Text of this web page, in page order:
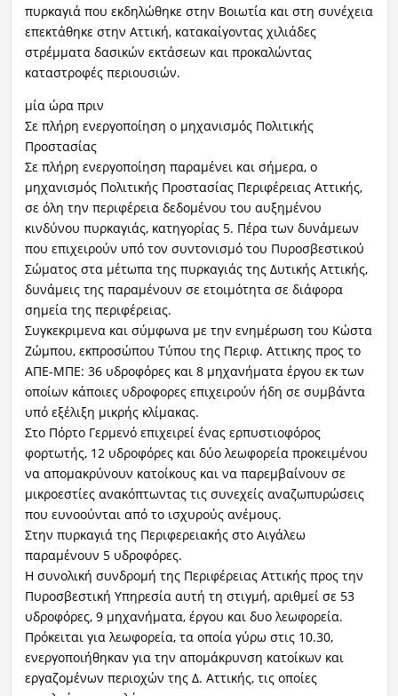
πυρκαγιά που εκδηλώθηκε στην Βοιωτία και στη συνέχεια
επεκτάθηκε στην Αττική, κατακαίγοντας χιλιάδες
στρέμματα δασικών εκτάσεων και προκαλώντας
καταστροφές περιουσιών.
μία ώρα πριν
Σε πλήρη ενεργοποίηση ο μηχανισμός Πολιτικής
Προστασίας
Σε πλήρη ενεργοποίηση παραμένει και σήμερα, ο
μηχανισμός Πολιτικής Προστασίας Περιφέρειας Αττικής,
σε όλη την περιφέρεια δεδομένου του αυξημένου
κινδύνου πυρκαγιάς, κατηγορίας 5. Πέρα των δυνάμεων
που επιχειρούν υπό τον συντονισμό του Πυροσβεστικού
Σώματος στα μέτωπα της πυρκαγιάς της Δυτικής Αττικής,
δυνάμεις της παραμένουν σε ετοιμότητα σε διάφορα
σημεία της περιφέρειας.
Συγκεκριμενα και σύμφωνα με την ενημέρωση του Κώστα
Ζώμπου, εκπροσώπου Τύπου της Περιφ. Αττικης προς το
ΑΠΕ-ΜΠΕ: 36 υδροφόρες και 8 μηχανήματα έργου εκ των
οποίων κάποιες υδροφορες επιχειρούν ήδη σε συμβάντα
υπό εξέλιξη μικρής κλίμακας.
Στο Πόρτο Γερμενό επιχειρεί ένας ερπυστιοφόρος
φορτωτής, 12 υδροφόρες και δύο λεωφορεία προκειμένου
να απομακρύνουν κατοίκους και να παρεμβαίνουν σε
μικροεστίες ανακόπτωντας τις συνεχείς αναζωπυρώσεις
που ευνοούνται από το ισχυρούς ανέμους.
Στην πυρκαγιά της Περιφερειακής στο Αιγάλεω
παραμένουν 5 υδροφόρες.
Η συνολική συνδρομή της Περιφέρειας Αττικής προς την
Πυροσβεστική Υπηρεσία αυτή τη στιγμή, αριθμεί σε 53
υδροφόρες, 9 μηχανήματα, έργου και δυο λεωφορεία.
Πρόκειται για λεωφορεία, τα οποία γύρω στις 10.30,
ενεργοποιήθηκαν για την απομάκρυνση κατοίκων και
εργαζομένων περιοχών της Δ. Αττικής, τις οποίες